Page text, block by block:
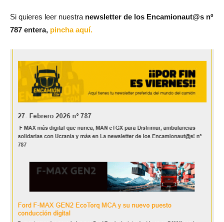
Si quieres leer nuestra newsletter de los Encamionaut@s nº
787 entera, pincha aquí.